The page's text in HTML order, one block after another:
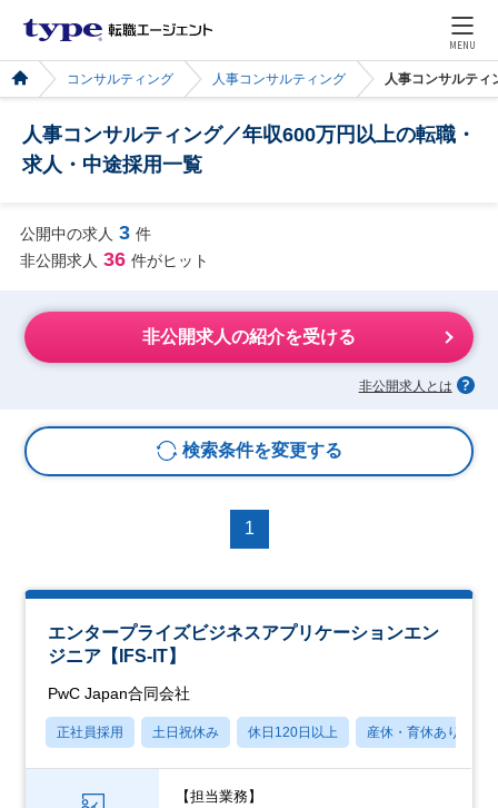
MENU
コンサルティング 人事コンサルティング 人事コンサルテ
人事コンサルティング／年収600万円以上の転職・
求人・中途採用一覧
公開中の求人 3 件
非公開求人 36 件がヒット
非公開求人の紹介を受ける
非公開求人とは
検索条件を変更する
1
エンタープライズビジネスアプリケーションエン
ジニア【IFS-IT】
PwC Japan合同会社
正社員採用 土日祝休み 休日120日以上 産休・育休あり
【担当業務】